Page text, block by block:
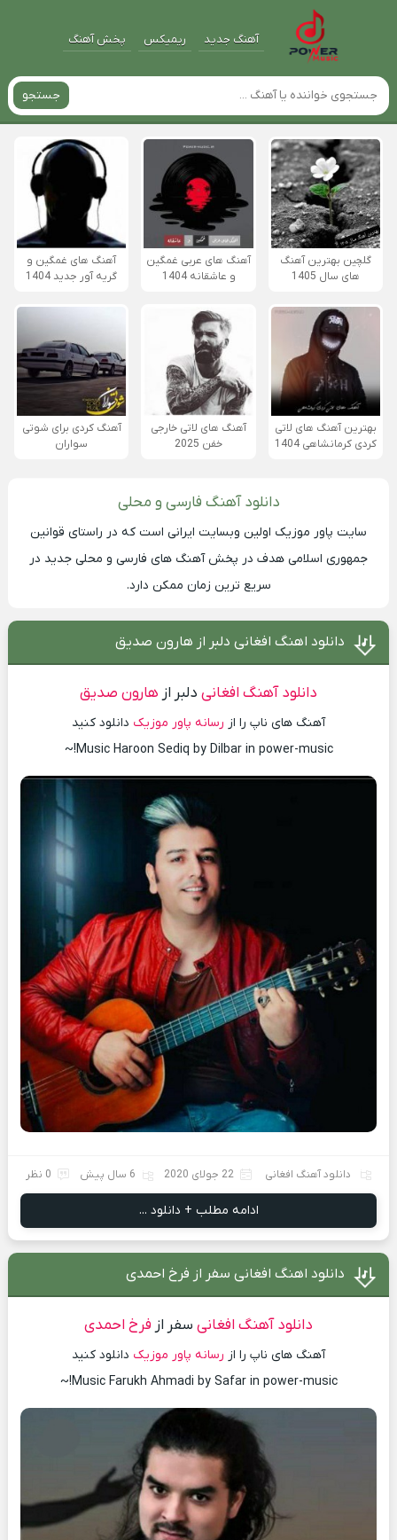
آهنگ جدید ریمیکس پخش آهنگ
جستجو
گلچین بهترین آهنگ
های سال 1405
آهنگ های عربی غمگین
و عاشقانه 1404
آهنگ های غمگین و
گریه آور جدید 1404
بهترین آهنگ های لاتی
کردی کرمانشاهی 1404
آهنگ های لاتی خارجی
خفن 2025
آهنگ کردی برای شوتی
سواران
دانلود آهنگ فارسی و محلی
سایت پاور موزیک اولین وبسایت ایرانی است که در راستای قوانین
جمهوری اسلامی هدف در پخش آهنگ های فارسی و محلی جدید در
سریع ترین زمان ممکن دارد.
دانلود اهنگ افغانی دلبر از هارون صدیق
دانلود آهنگ افغانی دلبر از هارون صدیق
آهنگ های ناپ را از رسانه پاور موزیک دانلود کنید
Music Haroon Sediq by Dilbar in power-music!~
دانلود آهنگ افغانی 22 جولای 2020 6 سال پیش 0 نظر
ادامه مطلب + دانلود ...
دانلود اهنگ افغانی سفر از فرخ احمدی
دانلود آهنگ افغانی سفر از فرخ احمدی
آهنگ های ناپ را از رسانه پاور موزیک دانلود کنید
Music Farukh Ahmadi by Safar in power-music!~